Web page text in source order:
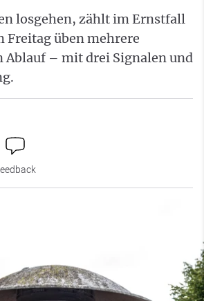
losgehen, zählt im Ernstfall
Freitag üben mehrere
Ablauf – mit drei Signalen und